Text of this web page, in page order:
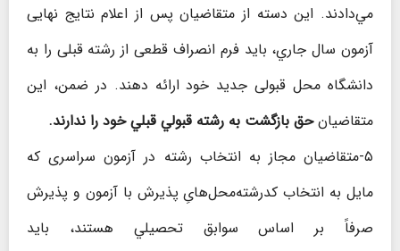
مي‌دادند. این دسته از متقاضیان پس از اعلام نتایج نهایی
آزمون سال جاري، باید فرم انصراف قطعی از رشته قبلی را به
دانشگاه محل قبولی جديد خود ارائه دهند. در ضمن، اين
متقاضيانحق بازگشت به رشته قبولي قبلي خود را ندارند.
۵-متقاضیان مجاز به انتخاب رشته در آزمون سراسری که
مایل به انتخاب کدرشته‌محل‌هایِ پذیرش با آزمون و پذيرش
صرفاً بر اساس سوابق تحصيلي هستند، بايد